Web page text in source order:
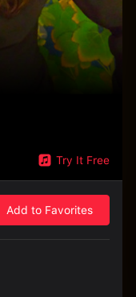
Try It Free
Add to Favorites